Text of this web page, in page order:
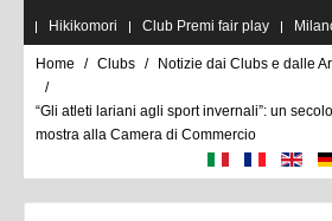
Hikikomori Club Premi fair play
Home Clubs Notizie dai Clubs e dalle
“Gli atleti lariani agli sport invernali”: un
mostra alla Camera di Commercio